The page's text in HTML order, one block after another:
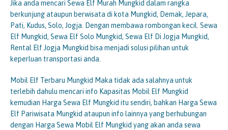
Jika anda mencari Sewa Elf Murah Mungkid dalam rangka
berkunjung ataupun berwisata di kota Mungkid, Demak, Jepara,
Pati, Kudus, Solo, Jogja. Dengan membawa rombongan kecil. Sewa
Elf Mungkid, Sewa Elf Solo Mungkid, Sewa Elf Di Jogja Mungkid,
Rental Elf Jogja Mungkid bisa menjadi solusi pilihan untuk
keperluan transportasi anda.
Mobil Elf Terbaru Mungkid Maka tidak ada salahnya untuk
terlebih dahulu mencari info Kapasitas Mobil Elf Mungkid
kemudian Harga Sewa Elf Mungkid itu sendiri, bahkan Harga Sewa
Elf Pariwisata Mungkid ataupun info lainnya yang berhubungan
dengan Harga Sewa Mobil Elf Mungkid yang akan anda sewa